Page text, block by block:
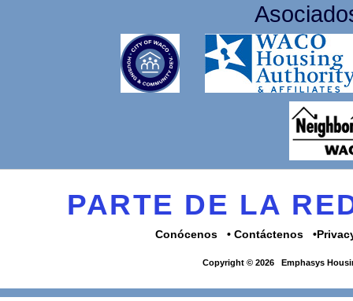
PARTE DE LA
Conócenos Contáctenos
Copyright © 2026 Emphasys